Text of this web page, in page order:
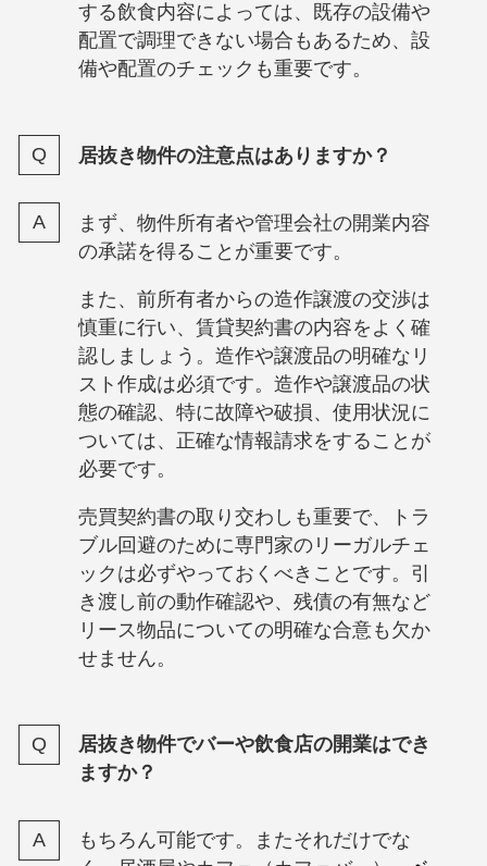
する飲食内容によっては、既存の設備や
配置で調理できない場合もあるため、設
備や配置のチェックも重要です。
居抜き物件の注意点はありますか？
まず、物件所有者や管理会社の開業内容
の承諾を得ることが重要です。
また、前所有者からの造作譲渡の交渉は
慎重に行い、賃貸契約書の内容をよく確
認しましょう。造作や譲渡品の明確なリ
スト作成は必須です。造作や譲渡品の状
態の確認、特に故障や破損、使用状況に
ついては、正確な情報請求をすることが
必要です。
売買契約書の取り交わしも重要で、トラ
ブル回避のために専門家のリーガルチェ
ックは必ずやっておくべきことです。引
き渡し前の動作確認や、残債の有無など
リース物品についての明確な合意も欠か
せません。
居抜き物件でバーや飲食店の開業はでき
ますか？
もちろん可能です。またそれだけでな